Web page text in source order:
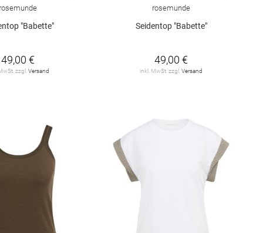
rosemunde
"Babette"
49,00 €
zzgl.Versand
rosemunde
Seidentop "Babette"
49,00 €
inkl. MwSt. zzgl.Versand